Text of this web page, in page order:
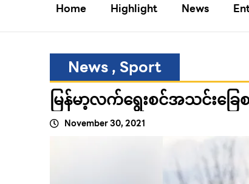
Home Highlight News
News, Sport
မြန်မာ့လက်ရွေးစင်အသင်းခြ
November 30, 2021